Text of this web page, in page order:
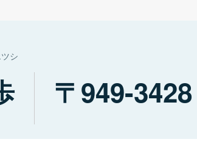
シ
949-3428